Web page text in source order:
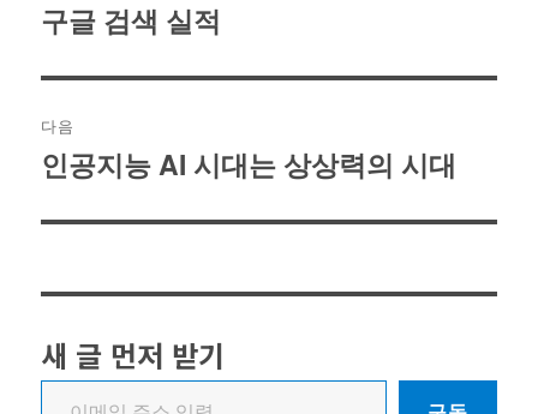
탐
이
글:
구글 검색 실적
다음
다
글:
인공지능 AI 시대는 상상력의 시대
새 글 먼저 받기
이메일 주소 입력…